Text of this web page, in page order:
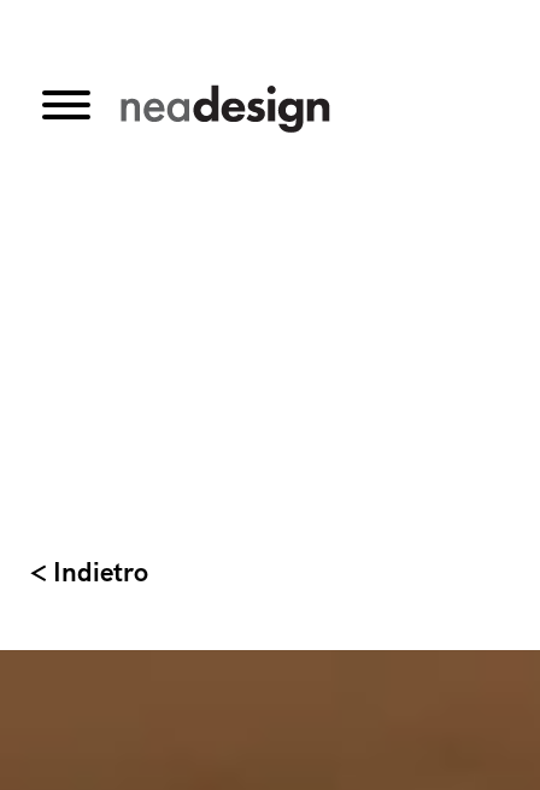
< Indietro